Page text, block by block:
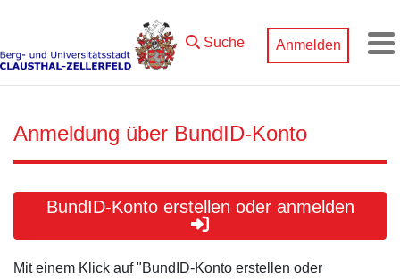
Zum Hauptinhalt springen
Suche Anmelden
Anmeldung über BundID-Konto
BundID-Konto erstellen oder anmelden
Mit einem Klick auf "BundID-Konto erstellen oder